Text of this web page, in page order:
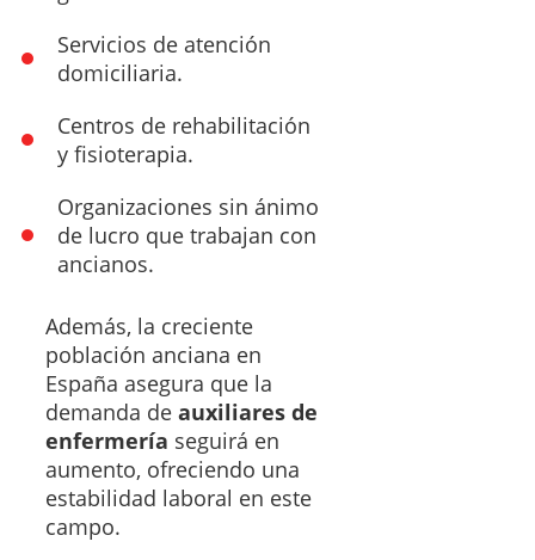
Servicios de atención
domiciliaria.
Centros de rehabilitación
y fisioterapia.
Organizaciones sin ánimo
de lucro que trabajan con
ancianos.
Además, la creciente
población anciana en
España asegura que la
demanda de auxiliares de
enfermería seguirá en
aumento, ofreciendo una
estabilidad laboral en este
campo.